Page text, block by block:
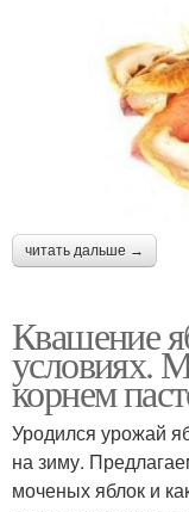
читать дальше →
Квашение
условиях.
корнем
Уродился урожай
на зиму.
моченых яблок и